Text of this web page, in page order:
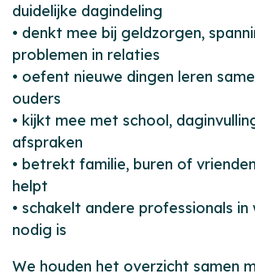
duidelijke dagindeling
• denkt mee bij geldzorgen,
problemen in relaties
• oefent nieuwe dingen leren
ouders
• kijkt mee met school,
afspraken
• betrekt familie, buren of
helpt
• schakelt andere professionals in
nodig is
We houden het overzicht samen